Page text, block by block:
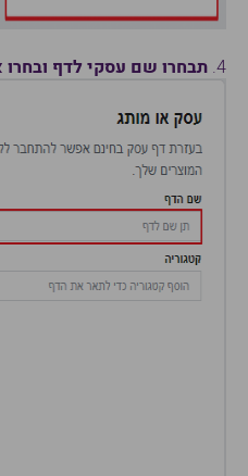
4. תבחרו שם עסקי לדף ובחרו